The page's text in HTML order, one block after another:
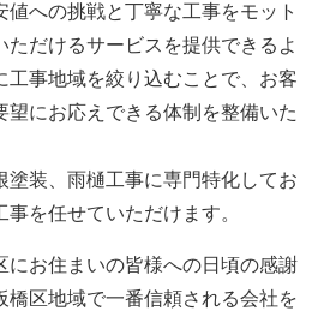
値への挑戦と丁寧な工事をモット
ただけるサービスを提供できるよ
工事地域を絞り込むことで、お客
望にお応えできる体制を整備いた
塗装、雨樋工事に専門特化してお
を任せていただけます。
にお住まいの皆様への日頃の感謝
橋区地域で一番信頼される会社を